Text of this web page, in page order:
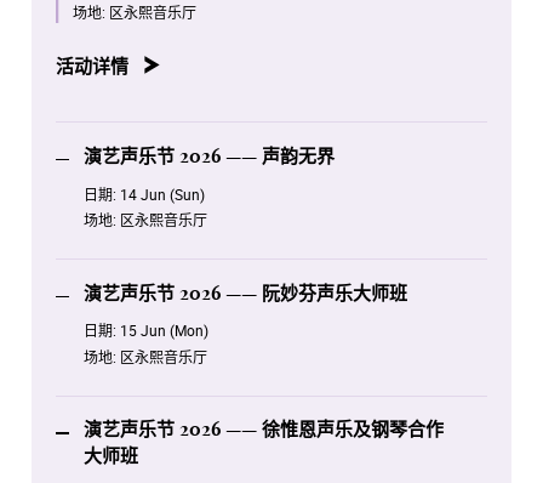
演艺声乐节 2026 —— 徐惟恩声乐及钢琴合作大师班
演艺声乐节 2026 —— Encore Timeless Melodies
演艺声乐节2026 —— 歌剧传承之夜
场地: 区永熙音乐厅
活动详情
演艺声乐节 2026 —— 声韵无界
日期: 14 Jun (Sun)
场地: 区永熙音乐厅
演艺声乐节 2026 —— 阮妙芬声乐大师班
日期: 15 Jun (Mon)
场地: 区永熙音乐厅
演艺声乐节 2026 —— 徐惟恩声乐及钢琴合作
大师班